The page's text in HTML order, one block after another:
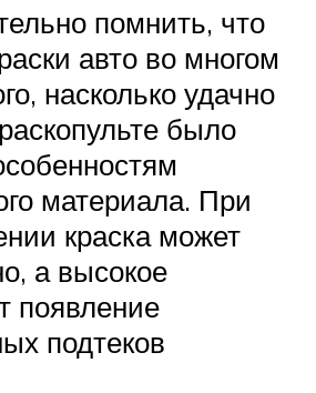
помнить, что
авто во многом
насколько удачно
было
материала. При
краска может
а высокое
появление
подтеков